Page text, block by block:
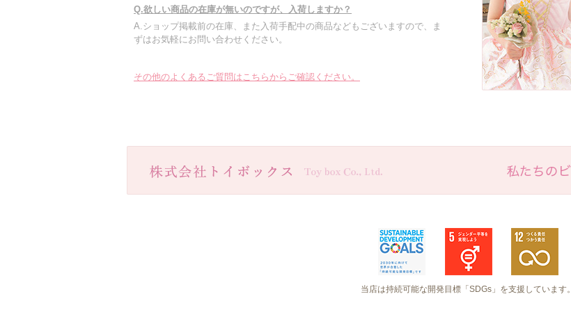
Q.欲しい商品の在庫が無いのですが、入荷しますか？
A.ショップ掲載前の在庫、また入荷手配中の商品などもございますので、ま
ずはお気軽にお問い合わせください。
その他のよくあるご質問はこちらからご確認ください。
当店は持続可能な開発目標「SDGs」を支援しています。